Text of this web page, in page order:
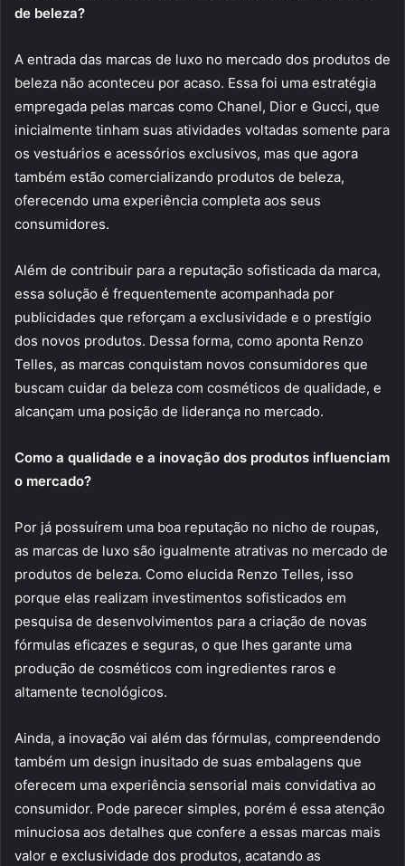
de beleza?
A entrada das marcas de luxo no mercado dos produtos de
beleza não aconteceu por acaso. Essa foi uma estratégia
empregada pelas marcas como Chanel, Dior e Gucci, que
inicialmente tinham suas atividades voltadas somente para
os vestuários e acessórios exclusivos, mas que agora
também estão comercializando produtos de beleza,
oferecendo uma experiência completa aos seus
consumidores.
Além de contribuir para a reputação sofisticada da marca,
essa solução é frequentemente acompanhada por
publicidades que reforçam a exclusividade e o prestígio
dos novos produtos. Dessa forma, como aponta Renzo
Telles, as marcas conquistam novos consumidores que
buscam cuidar da beleza com cosméticos de qualidade, e
alcançam uma posição de liderança no mercado.
Como a qualidade e a inovação dos produtos influenciam
o mercado?
Por já possuírem uma boa reputação no nicho de roupas,
as marcas de luxo são igualmente atrativas no mercado de
produtos de beleza. Como elucida Renzo Telles, isso
porque elas realizam investimentos sofisticados em
pesquisa de desenvolvimentos para a criação de novas
fórmulas eficazes e seguras, o que lhes garante uma
produção de cosméticos com ingredientes raros e
altamente tecnológicos.
Ainda, a inovação vai além das fórmulas, compreendendo
também um design inusitado de suas embalagens que
oferecem uma experiência sensorial mais convidativa ao
consumidor. Pode parecer simples, porém é essa atenção
minuciosa aos detalhes que confere a essas marcas mais
valor e exclusividade dos produtos, acatando as